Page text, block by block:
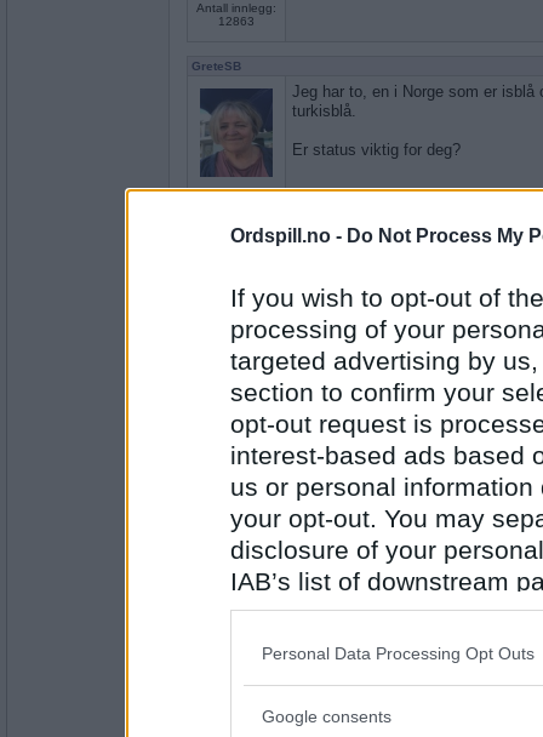
Ordspill.no - Do Not Process My
If you wish to opt-out of
processing of your
targeted advertising by
section to confirm your
opt-out request is
interest-based ads based
us or personal
your opt-out. You may
disclosure of your
IAB’s list of downstream
also be disclosed by us
Downstream Participants
Please note that this
Personal Data Processing Opt Outs
Google consents
Antall innlegg:
12863
GreteSB
Jeg har to, en i Norge som er isblå
turkisblå.
Er status viktig for deg?
2649
for meg.
Er det viktig å harve godt ?
Cygnus
Antall innlegg:
44845
stausbevisste.
Hva er viktigst for deg (utover
Morsomt spørsmål med flere
By-damen svarer: Sånn passe:)
Har du hatt innbrudd noen gang, i